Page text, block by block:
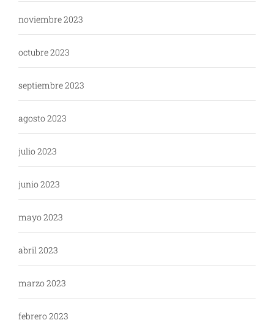
noviembre 2023
octubre 2023
septiembre 2023
agosto 2023
julio 2023
junio 2023
mayo 2023
abril 2023
marzo 2023
febrero 2023